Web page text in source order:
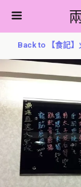
Back to 【食記】